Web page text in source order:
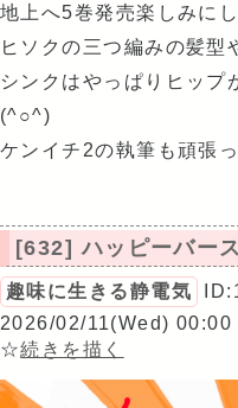
地上へ5巻発売楽しみに
ヒソクの三つ編みの髪型
シンクはやっぱりヒップ
(^○^)
ケンイチ2の執筆も頑張
[632] ハッピーバー
趣味に生きる静電気
2026/02/11(Wed) 00:00
☆続きを描く